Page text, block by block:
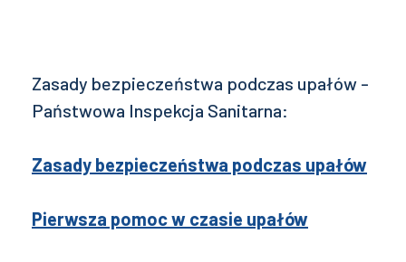
Zasady bezpieczeństwa podczas upałów -
Państwowa Inspekcja Sanitarna:
Zasady bezpieczeństwa podczas upałów
Pierwsza pomoc w czasie upałów